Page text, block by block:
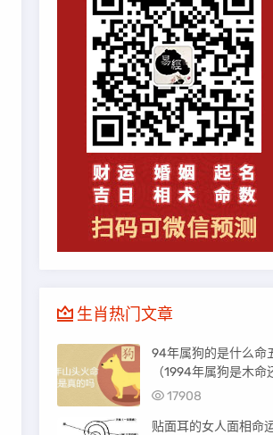
生肖热门文章
94年属狗的是什么命
（1994年属狗是木命
火命）
17908
贴面耳的女人面相命